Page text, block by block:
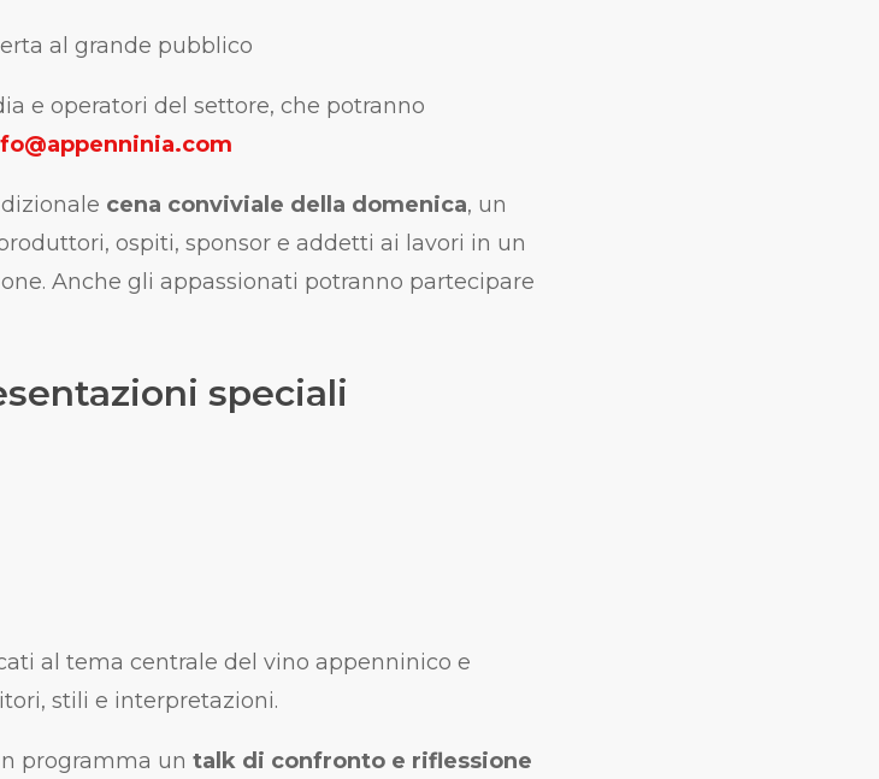
al grande pubblico
e operatori del settore, che potranno
cena conviviale della domenica, un
ospiti, sponsor e addetti ai lavori in un
Anche gli appassionati potranno partecipare
speciali
al tema centrale del vino appenninico e
stili e interpretazioni.
programma un talk di confronto e riflessione